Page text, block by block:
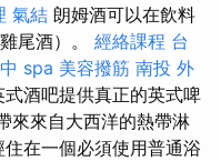
氣結 朗姆酒可以在飲料
尾酒）。 經絡課程 台
spa 美容撥筋 南投 外
式酒吧提供真正的英式啤
來來自大西洋的熱帶淋
在一個必須使用普通浴